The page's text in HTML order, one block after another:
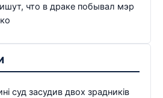
что в драке побывал мэр
суд засудив двох зрадників